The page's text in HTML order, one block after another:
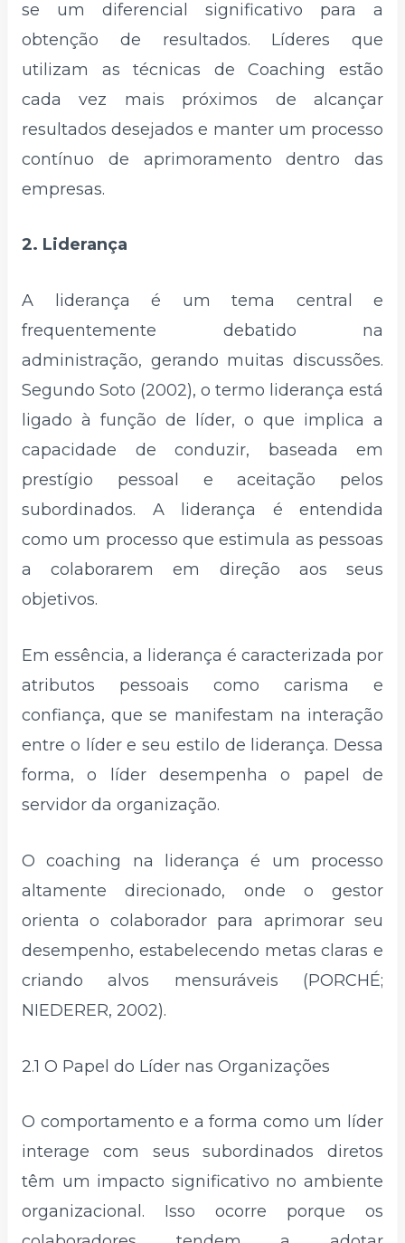
se um diferencial significativo para a
obtenção de resultados. Líderes que
utilizam as técnicas de Coaching estão
cada vez mais próximos de alcançar
resultados desejados e manter um processo
contínuo de aprimoramento dentro das
empresas.
2. Liderança
A liderança é um tema central e
frequentemente debatido na
administração, gerando muitas discussões.
Segundo Soto (2002), o termo liderança está
ligado à função de líder, o que implica a
capacidade de conduzir, baseada em
prestígio pessoal e aceitação pelos
subordinados. A liderança é entendida
como um processo que estimula as pessoas
a colaborarem em direção aos seus
objetivos.
Em essência, a liderança é caracterizada por
atributos pessoais como carisma e
confiança, que se manifestam na interação
entre o líder e seu estilo de liderança. Dessa
forma, o líder desempenha o papel de
servidor da organização.
O coaching na liderança é um processo
altamente direcionado, onde o gestor
orienta o colaborador para aprimorar seu
desempenho, estabelecendo metas claras e
criando alvos mensuráveis (PORCHÉ;
NIEDERER, 2002).
2.1 O Papel do Líder nas Organizações
O comportamento e a forma como um líder
interage com seus subordinados diretos
têm um impacto significativo no ambiente
organizacional. Isso ocorre porque os